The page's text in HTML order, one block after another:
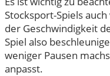
Stocksport-Spiels
der Geschwindigkeit
Spiel also
weniger Pausen
anpasst.